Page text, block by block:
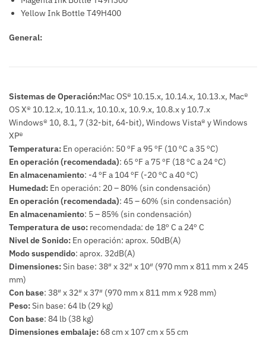
Yellow Ink Bottle T49H400
General:
Sistemas de Operación:Mac OS® 10.15.x, 10.14.x, 10.13.x, Mac®
OS X® 10.12.x, 10.11.x, 10.10.x, 10.9.x, 10.8.x y 10.7.x
Windows® 10, 8.1, 7 (32-bit, 64-bit), Windows Vista® y Windows
XP®
Temperatura: En operación: 50 ºF a 95 ºF (10 ºC a 35 ºC)
En operación (recomendada): 65 ºF a 75 ºF (18 ºC a 24 ºC)
En almacenamiento: -4 ºF a 104 ºF (-20 ºC a 40 ºC)
Humedad: En operación: 20 – 80% (sin condensación)
En operación (recomendada): 45 – 60% (sin condensación)
En almacenamiento: 5 – 85% (sin condensación)
Temperatura de uso: recomendada: de 18º C a 24º C
Nivel de Sonido: En operación: aprox. 50dB(A)
Modo suspendido: aprox. 32dB(A)
Dimensiones:Sin base: 38″ x 32″ x 10″ (970 mm x 811 mm x 245
mm)
Con base: 38″ x 32″ x 37″ (970 mm x 811 mm x 928 mm)
Peso:Sin base: 64 lb (29 kg)
Con base: 84 lb (38 kg)
Dimensiones embalaje: 68 cm x 107 cm x 55 cm